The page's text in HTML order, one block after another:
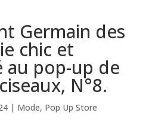
Germain des
chic et
au pop-up de
N°8.
| Mode, Pop Up Store